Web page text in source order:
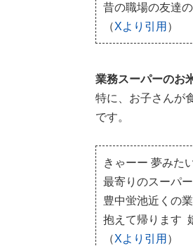
昔の職場の友達
（Xより引用 ）
業務スーパーのお
特に、お子さんが
です。
きゃーー 夢みた
最寄りのスーパ
豊中蛍池近くの
抱えて帰ります
（Xより引用 ）